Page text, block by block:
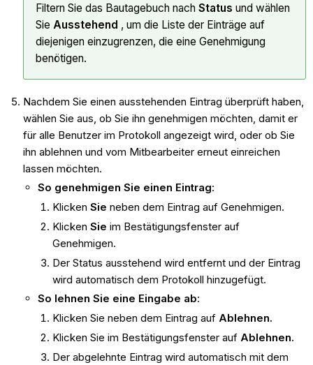
Filtern Sie das Bautagebuch nach Status und wählen
Sie Ausstehend , um die Liste der Einträge auf
diejenigen einzugrenzen, die eine Genehmigung
benötigen.
Nachdem Sie einen ausstehenden Eintrag überprüft haben,
wählen Sie aus, ob Sie ihn genehmigen möchten, damit er
für alle Benutzer im Protokoll angezeigt wird, oder ob Sie
ihn ablehnen und vom Mitbearbeiter erneut einreichen
lassen möchten.
So genehmigen Sie einen Eintrag:
Klicken Sie neben dem Eintrag auf Genehmigen.
Klicken Sie im Bestätigungsfenster auf
Genehmigen.
Der Status ausstehend wird entfernt und der Eintrag
wird automatisch dem Protokoll hinzugefügt.
So lehnen Sie eine Eingabe ab:
Klicken Sie neben dem Eintrag auf Ablehnen.
Klicken Sie im Bestätigungsfenster auf Ablehnen.
Der abgelehnte Eintrag wird automatisch mit dem